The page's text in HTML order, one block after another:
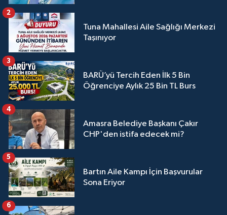
Tuna Mahallesi Aile Sağlığı Merkezi
Taşınıyor
2
BARÜ’yü Tercih Eden İlk 5 Bin
Öğrenciye Aylık 25 Bin TL Burs
3
Amasra Belediye Başkanı Çakır
CHP'den istifa edecek mi?
4
Bartın Aile Kampı İçin Başvurular
Sona Eriyor
5
6